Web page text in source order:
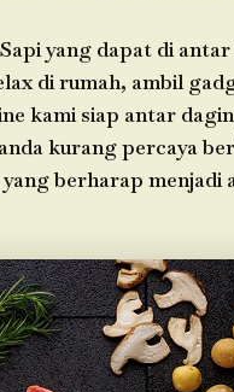
yang dapat di
di rumah, ambil
kami siap antar
kurang percaya
berharap menjadi